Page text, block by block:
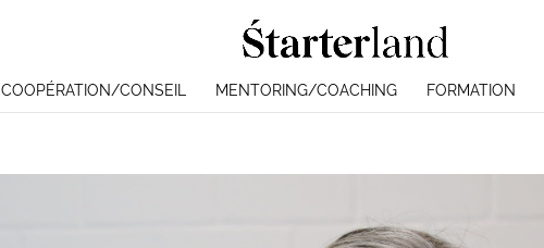
COOPÉRATION/CONSEIL MENTORING/COACHING FORMATION